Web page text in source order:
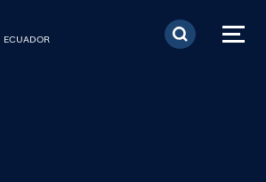
Pasar al contenido
ECUADOR